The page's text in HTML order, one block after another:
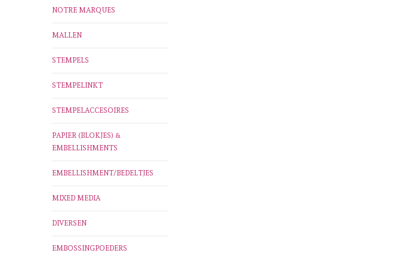
NOTRE MARQUES
MALLEN
STEMPELS
STEMPELINKT
STEMPELACCESOIRES
PAPIER (BLOKJES) &
EMBELLISHMENTS
EMBELLISHMENT/BEDELTJES
MIXED MEDIA
DIVERSEN
EMBOSSINGPOEDERS